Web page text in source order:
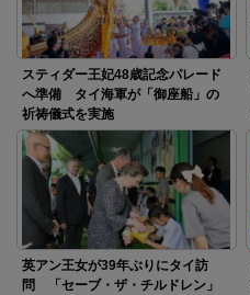
スティダー王妃48歳記念パレード
へ準備 タイ海軍が「御座船」の
祈祷儀式を実施
英アン王女が39年ぶりにタイ訪
問 「セーブ・ザ・チルドレン」